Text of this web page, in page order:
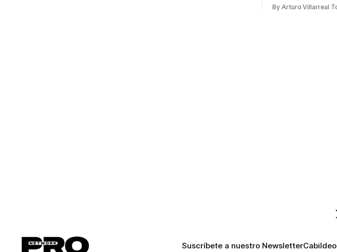
By Arturo Villarreal
Suscríbete a nuestro NewsletterCabildeo